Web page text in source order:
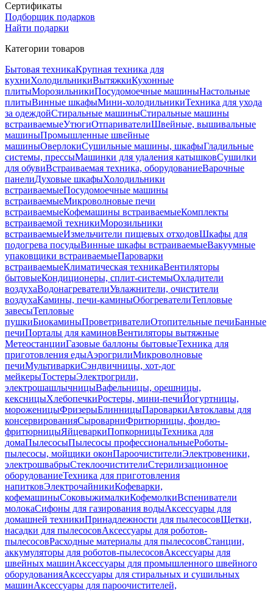
Сертификаты
Подборщик подарков
Найти подарки
Категории товаров
Бытовая техникаКрупная техника для
кухниХолодильникиВытяжкиКухонные
плитыМорозильникиПосудомоечные машиныНастольные
плитыВинные шкафыМини-холодильникиТехника для ухода
за одеждойСтиральные машиныСтиральные машины
встраиваемыеУтюгиОтпаривателиШвейные, вышивальные
машиныПромышленные швейные
машиныОверлокиСушильные машины, шкафыГладильные
системы, прессыМашинки для удаления катышковСушилки
для обувиВстраиваемая техника, оборудованиеВарочные
панелиДуховые шкафыХолодильники
встраиваемыеПосудомоечные машины
встраиваемыеМикроволновые печи
встраиваемыеКофемашины встраиваемыеКомплекты
встраиваемой техникиМорозильники
встраиваемыеИзмельчители пищевых отходовШкафы для
подогрева посудыВинные шкафы встраиваемыеВакуумные
упаковщики встраиваемыеПароварки
встраиваемыеКлиматическая техникаВентиляторы
бытовыеКондиционеры, сплит-системыОхладители
воздухаВодонагревателиУвлажнители, очистители
воздухаКамины, печи-каминыОбогревателиТепловые
завесыТепловые
пушкиБиокаминыПроветривателиОтопительные печиБанные
печиПорталы для каминовВентиляторы вытяжные
МетеостанцииГазовые баллоны бытовыеТехника для
приготовления едыАэрогрилиМикроволновые
печиМультиваркиСэндвичницы, хот-дог
мейкерыТостерыЭлектрогрили,
электрошашлычницыВафельницы, орешницы,
кексницыХлебопечкиРостеры, мини-печиЙогуртницы,
мороженицыФризерыБлинницыПароваркиАвтоклавы для
консервированияСыроварниФритюрницы, фондю-
фритюрницыЯйцеваркиПопкорницыТехника для
домаПылесосыПылесосы профессиональныеРоботы-
пылесосы, мойщики оконПароочистителиЭлектровеники,
электрошвабрыСтеклоочистителиСтерилизационное
оборудованиеТехника для приготовления
напитковЭлектрочайникиКофеварки,
кофемашиныСоковыжималкиКофемолкиВспениватели
молокаСифоны для газирования водыАксессуары для
домашней техникиПринадлежности для пылесосовЩетки,
насадки для пылесосовАксессуары для роботов-
пылесосовРасходные материалы для пылесосовСтанции,
аккумуляторы для роботов-пылесосовАксессуары для
швейных машинАксессуары для промышленного швейного
оборудованияАксессуары для стиральных и сушильных
машинАксессуары для пароочистителей,